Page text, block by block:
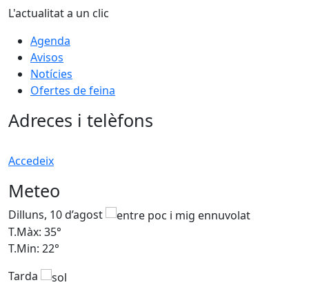
L'actualitat a un clic
Agenda
Avisos
Notícies
Ofertes de feina
Adreces i telèfons
Accedeix
Meteo
Dilluns, 10 d’agost
T.Màx: 35°
T.Min: 22°
Tarda